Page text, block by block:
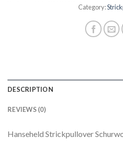
Category:
DESCRIPTION
REVIEWS (0)
Hanseheld Strickpullover